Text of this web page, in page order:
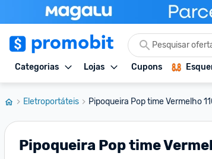
Categorias Lojas Cupons
Eletroportáteis Pipoqueira Pop time Vermelho
Pipoqueira Pop time